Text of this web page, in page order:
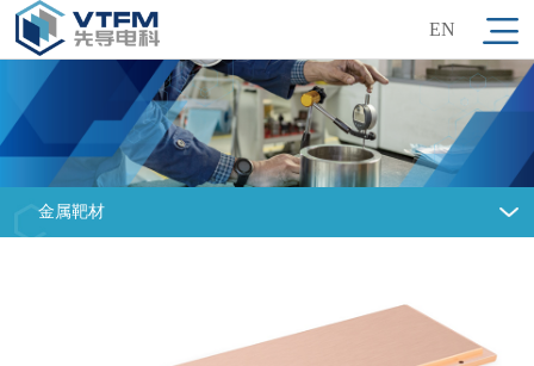
EN
金属靶材